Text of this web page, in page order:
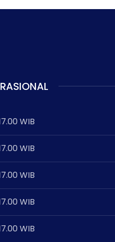
WIB
WIB
WIB
WIB
WIB